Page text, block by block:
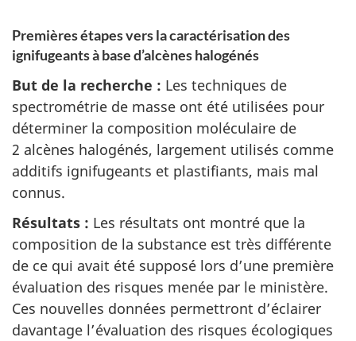
Premières étapes vers la caractérisation des
ignifugeants à base d’alcènes halogénés
But de la recherche : Les techniques de
spectrométrie de masse ont été utilisées pour
déterminer la composition moléculaire de
2 alcènes halogénés, largement utilisés comme
additifs ignifugeants et plastifiants, mais mal
connus.
Résultats : Les résultats ont montré que la
composition de la substance est très différente
de ce qui avait été supposé lors d’une première
évaluation des risques menée par le ministère.
Ces nouvelles données permettront d’éclairer
davantage l’évaluation des risques écologiques